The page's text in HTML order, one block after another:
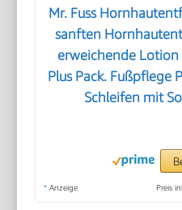
Mr. Fuss
sanften
erweichende
Plus Pack. Fußpflege
Schleifen mit
* Anzeige Preis